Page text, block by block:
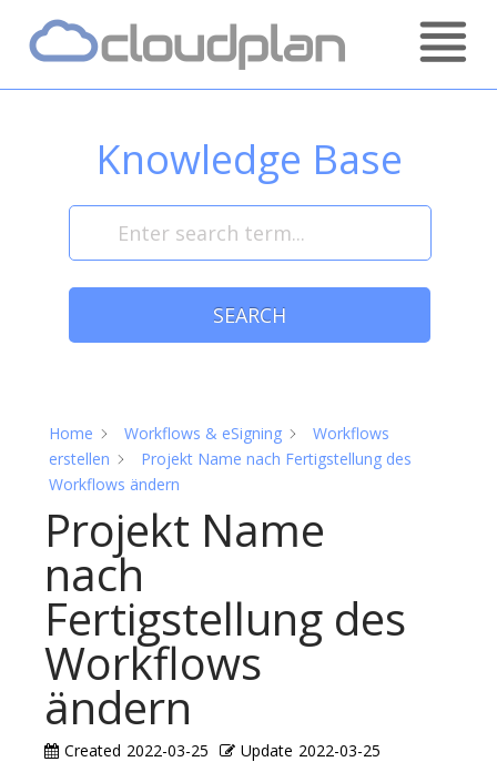
content
Home
Knowledge Base
SEARCH
Home Workflows & eSigning
Workflows
erstellen
Projekt Name nach Fertigstellung des
Workflows ändern
Projekt Name
nach
Fertigstellung des
Workflows
ändern
Created 2022-03-25 Update 2022-03-25